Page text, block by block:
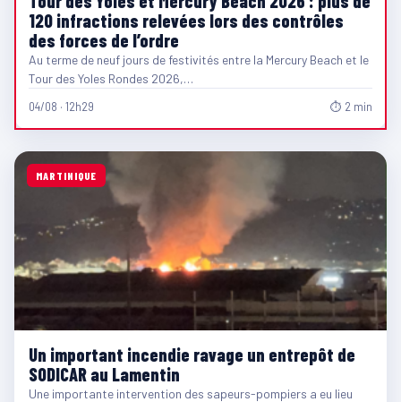
120 infractions relevées lors des contrôles
des forces de l’ordre
Au terme de neuf jours de festivités entre la Mercury Beach et le
Tour des Yoles Rondes 2026,…
04/08 · 12h29 ⏱ 2 min
MARTINIQUE
Un important incendie ravage un entrepôt de
SODICAR au Lamentin
Une importante intervention des sapeurs-pompiers a eu lieu